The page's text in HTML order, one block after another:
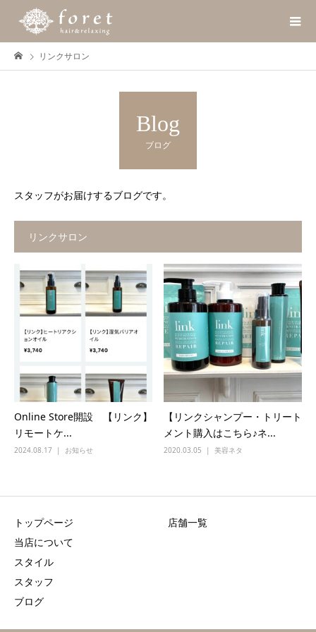
リンクサロン
Blog
ブログ
スタッフがお届けするブログです。
リンクサロン
Online Store開設 【リンク】
リモートケ...
2024.08.17 お知らせ
【リンクシャンプー・トリート
メント購入はこちら♪ネ...
2020.03.05 美容ネタ
トップページ
当店について
スタイル
スタッフ
ブログ
店舗一覧